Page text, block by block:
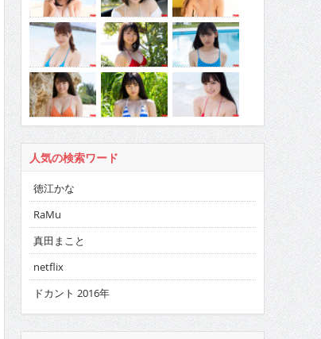
人気の検索ワード
徳江かな
RaMu
真田まこと
netflix
ドカント 2016年